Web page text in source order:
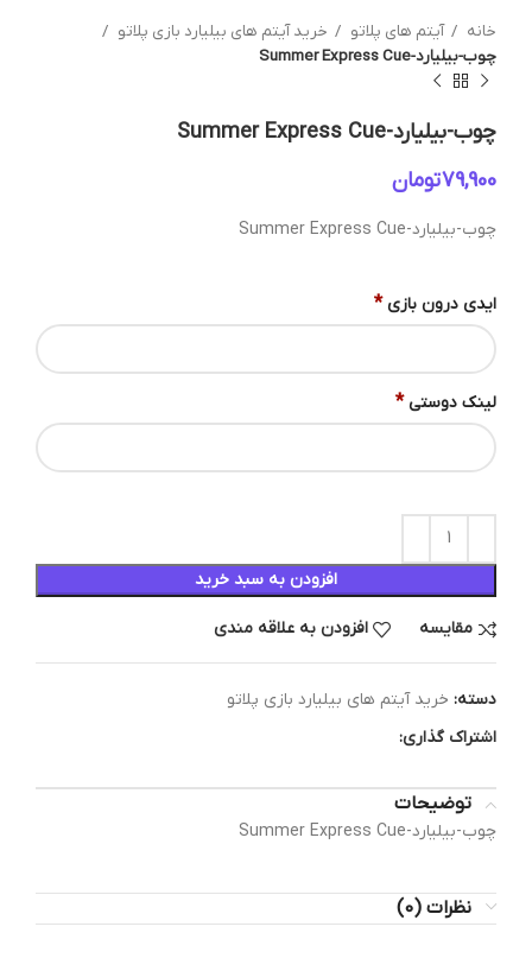
خانه آیتم های پلاتو
خرید آیتم های بیلیارد بازی پلاتو
چوب-بیلیارد-Summer Express Cue
چوب-بیلیارد-Summer Express Cue
تومان
چوب-بیلیارد-Summer Express Cue
ایدی درون بازی *
لینک دوستی *
افزودن به سبد خرید
مقایسه افزودن به علاقه مندی
دسته: خرید آیتم های بیلیارد بازی پلاتو
اشتراک گذاری:
توضیحات
چوب-بیلیارد-Summer Express Cue
نظرات (0)